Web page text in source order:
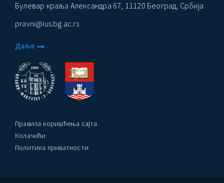
Булевар краља Александра 67, 11120 Београд, Србија
pravni@ius.bg.ac.rs
Даље
Правила коришћења сајта
Колачићи
Политика приватности